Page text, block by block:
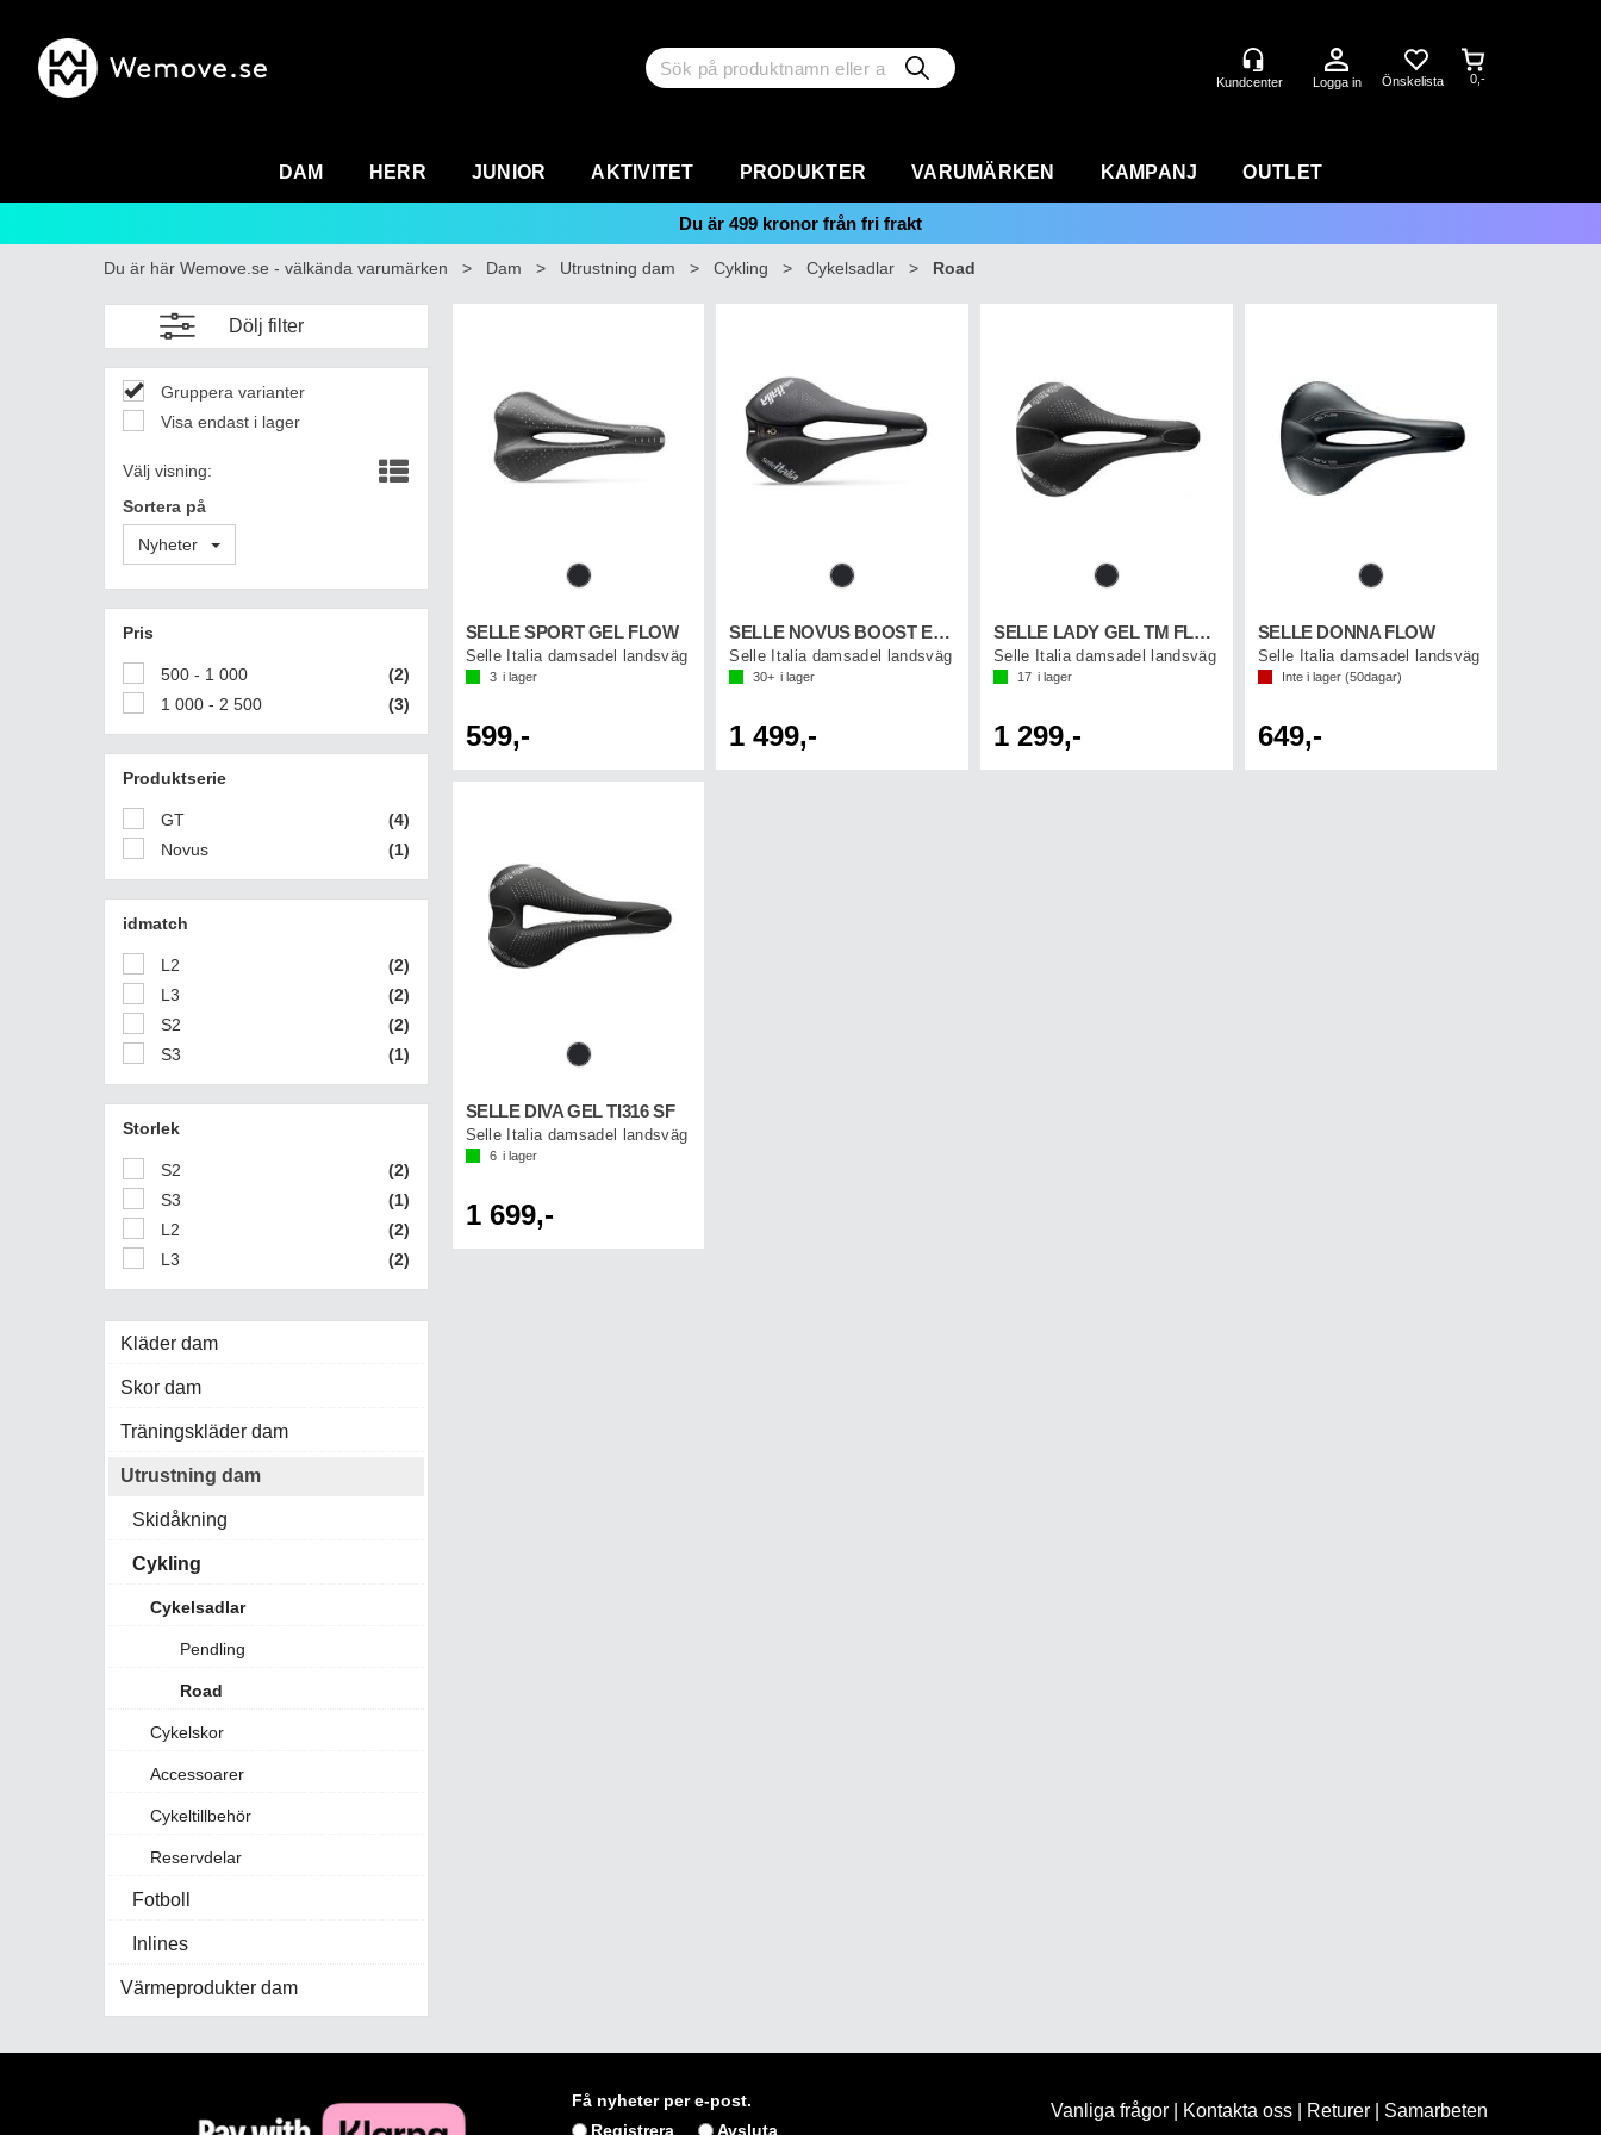
Logga in 0,-
DAM HERR JUNIOR AKTIVITET PRODUKTER VARUMÄRKEN KAMPANJ OUTLET
Du är 499 kronor från fri frakt
Du är här Wemove.se - välkända varumärken > Dam > Utrustning dam > Cykling > Cykelsadlar > Road
Dölj filter
Gruppera varianter
Visa endast i lager
Välj visning:
Sortera på
Nyheter
Pris
500 - 1 000
(2)
1 000 - 2 500
(3)
Produktserie
GT
(4)
Novus
(1)
idmatch
L2
(2)
L3
(2)
S2
(2)
S3
(1)
Storlek
S2
(2)
S3
(1)
L2
(2)
L3
(2)
Kläder dam
Skor dam
Träningskläder dam
Utrustning dam
Skidåkning
Cykling
Cykelsadlar
Pendling
Road
Cykelskor
Accessoarer
Cykeltillbehör
Reservdelar
Fotboll
Inlines
Värmeprodukter dam
SELLE SPORT GEL FLOW
Selle Italia damsadel landsväg
3 i lager
599,-
SELLE NOVUS BOOST EVO LADY SF
Selle Italia damsadel landsväg
30+ i lager
1 499,-
SELLE LADY GEL TM FLOW
Selle Italia damsadel landsväg
17 i lager
1 299,-
SELLE DONNA FLOW
Selle Italia damsadel landsväg
Inte i lager (50dagar)
649,-
SELLE DIVA GEL TI316 SF
Selle Italia damsadel landsväg
6 i lager
1 699,-
Få nyheter per e-post.
Registrera
Avsluta
Vanliga frågor| Kontakta oss| Returer| Samarbeten